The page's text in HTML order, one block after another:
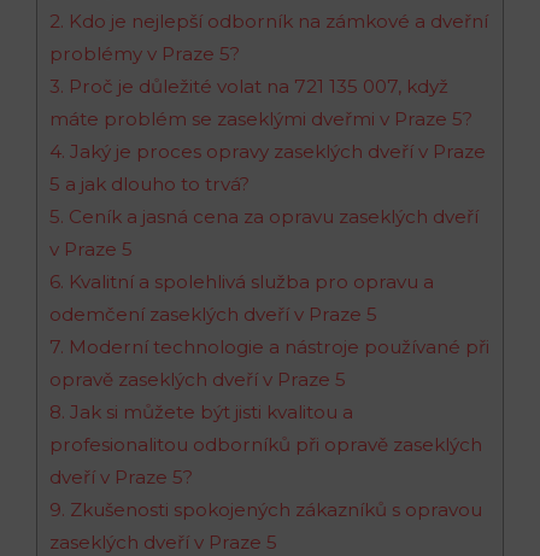
2. Kdo je nejlepší odborník na zámkové a dveřní
problémy v Praze 5?
3. Proč je důležité volat na 721 135 007, když
máte problém se zaseklými dveřmi v Praze 5?
4. Jaký je proces opravy zaseklých dveří v Praze
5 a jak dlouho to trvá?
5. Ceník a jasná cena za opravu zaseklých dveří
v Praze 5
6. Kvalitní a spolehlivá služba pro opravu a
odemčení zaseklých dveří v Praze 5
7. Moderní technologie a nástroje používané při
opravě zaseklých dveří v Praze 5
8. Jak si můžete být jisti kvalitou a
profesionalitou odborníků při opravě zaseklých
dveří v Praze 5?
9. Zkušenosti spokojených zákazníků s opravou
zaseklých dveří v Praze 5